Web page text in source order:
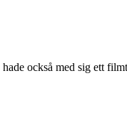
också med sig ett